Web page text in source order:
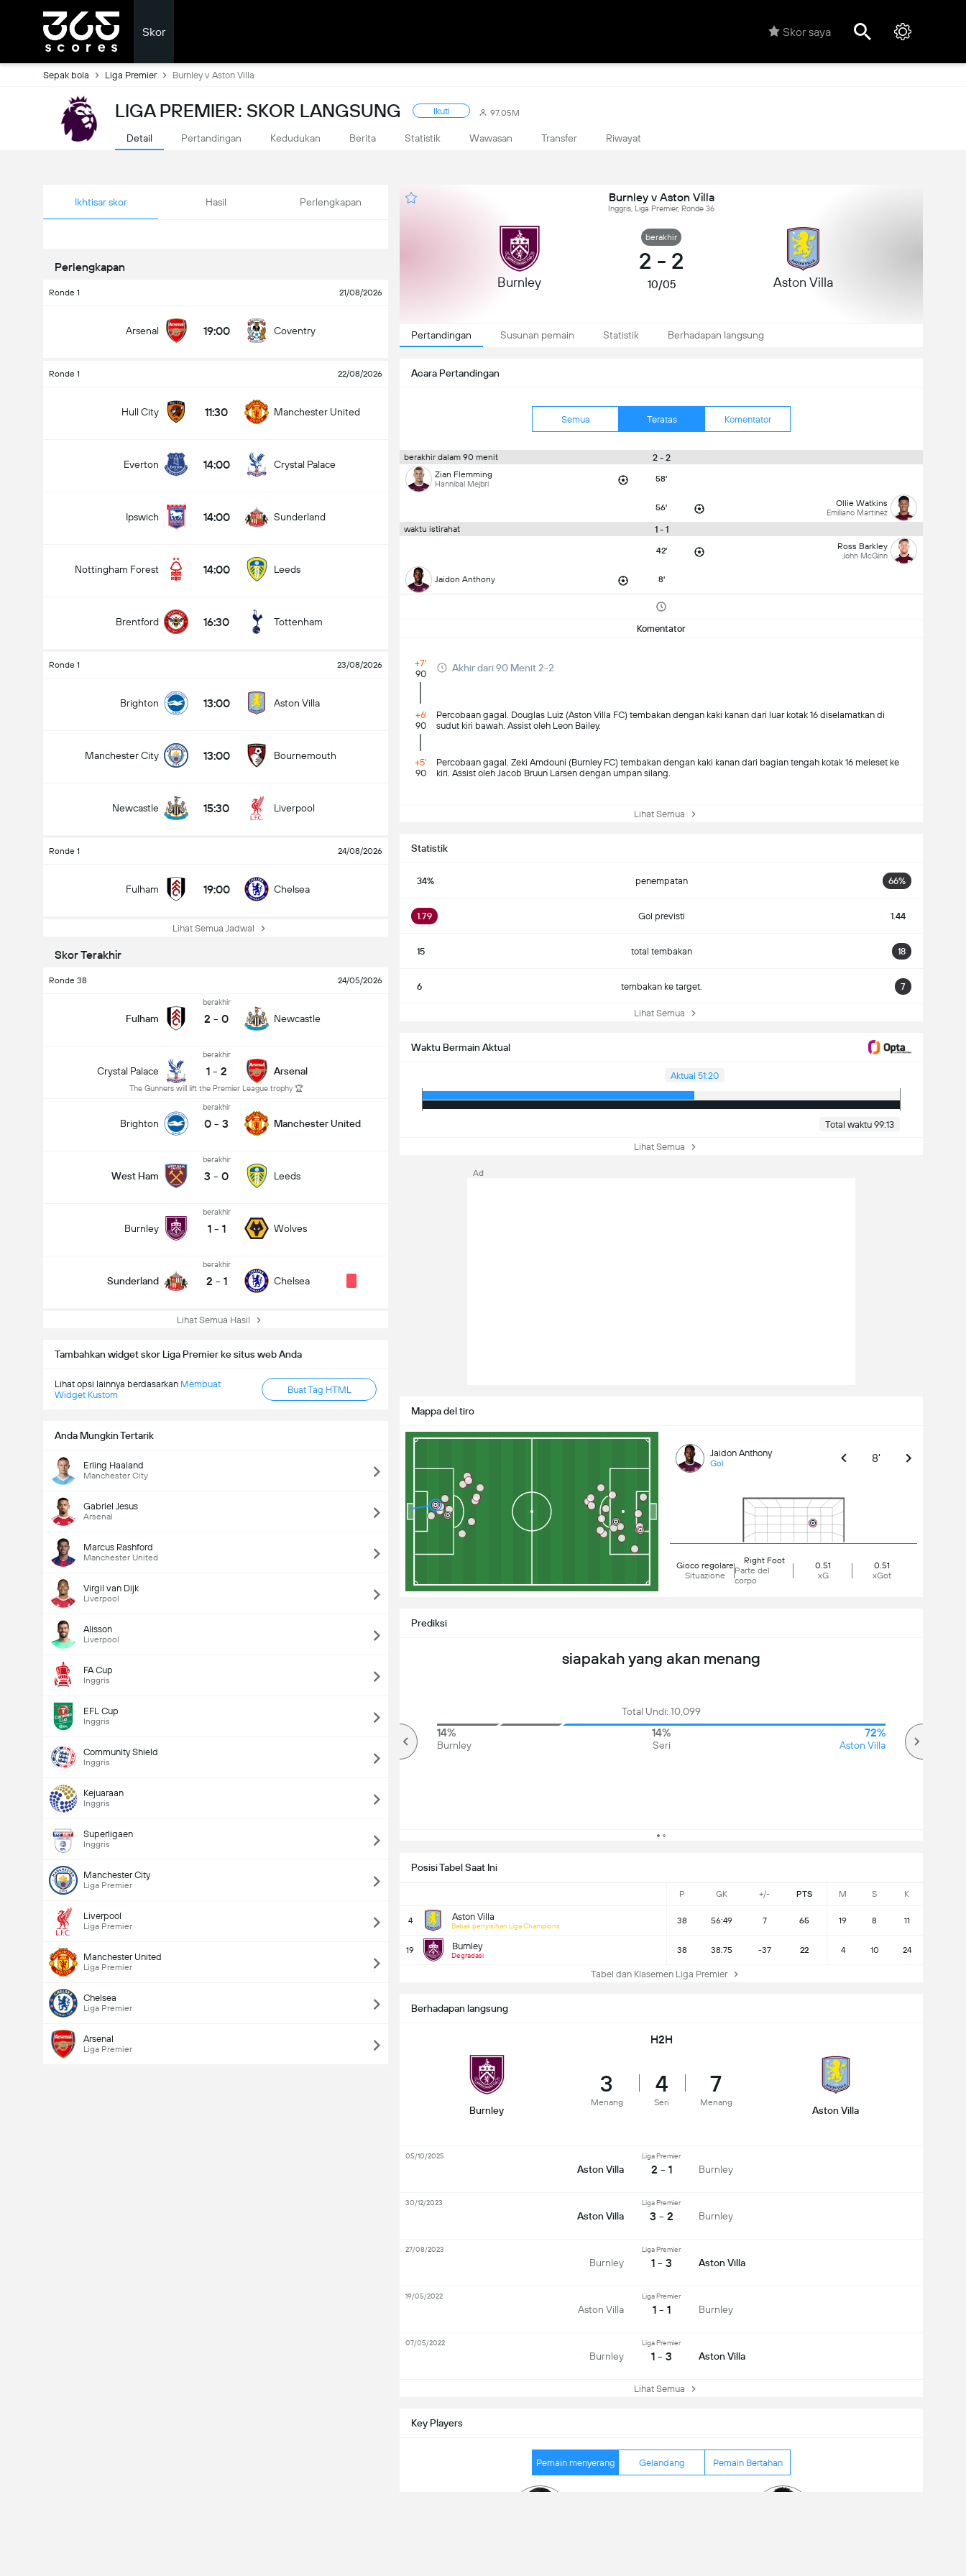
Skor Skor saya
Sepak bola Liga Premier Burnley v Aston Villa
LIGA PREMIER: SKOR LANGSUNG Ikuti 97.05M
Detail Pertandingan Kedudukan Berita Statistik Wawasan Transfer Riwayat
Ikhtisar skor Hasil Perlengkapan
Perlengkapan
Ronde 1 21/08/2026
Arsenal 19:00 Coventry
Ronde 1 22/08/2026
Hull City 11:30 Manchester United
Everton 14:00 Crystal Palace
Ipswich 14:00 Sunderland
Nottingham Forest 14:00 Leeds
Brentford 16:30 Tottenham
Ronde 1 23/08/2026
Brighton 13:00 Aston Villa
Manchester City 13:00 Bournemouth
Newcastle 15:30 Liverpool
Ronde 1 24/08/2026
Fulham 19:00 Chelsea
Lihat Semua Jadwal
Skor Terakhir
Ronde 38 24/05/2026
Fulham
berakhir
2 - 0 Newcastle
Crystal Palace
berakhir
1 - 2
The Gunners will lift the Premier League trophy 🏆
Arsenal
Brighton
berakhir
0 - 3 Manchester United
West Ham
berakhir
3 - 0 Leeds
Burnley
berakhir
1 - 1 Wolves
Sunderland
berakhir
2 - 1 Chelsea
Lihat Semua Hasil
Tambahkan widget skor Liga Premier ke situs web Anda
Lihat opsi lainnya berdasarkan Membuat
Widget Kustom
Buat Tag HTML
Anda Mungkin Tertarik
Erling Haaland
Manchester City
Gabriel Jesus
Arsenal
Marcus Rashford
Manchester United
Virgil van Dijk
Liverpool
Alisson
Liverpool
FA Cup
Inggris
EFL Cup
Inggris
Community Shield
Inggris
Kejuaraan
Inggris
Superligaen
Inggris
Manchester City
Liga Premier
Liverpool
Liga Premier
Manchester United
Liga Premier
Chelsea
Liga Premier
Arsenal
Liga Premier
Burnley v Aston Villa
Inggris, Liga Premier, Ronde 36
Burnley
berakhir
2 - 2
10/05 Aston Villa
Pertandingan Susunan pemain Statistik Berhadapan langsung
Acara Pertandingan
Semua Teratas Komentator
berakhir dalam 90 menit 2 - 2
Zian Flemming
Hannibal Mejbri 58'
56' Ollie Watkins
Emiliano Martinez
waktu istirahat 1 - 1
42' Ross Barkley
John McGinn
Jaidon Anthony 8'
Komentator
+7'
90
Akhir dari 90 Menit 2-2
+6'
90
Percobaan gagal. Douglas Luiz (Aston Villa FC) tembakan dengan kaki kanan dari luar kotak 16 diselamatkan di
sudut kiri bawah. Assist oleh Leon Bailey.
+5'
90
Percobaan gagal. Zeki Amdouni (Burnley FC) tembakan dengan kaki kanan dari bagian tengah kotak 16 meleset ke
kiri. Assist oleh Jacob Bruun Larsen dengan umpan silang.
Lihat Semua
Key Players
Pemain menyerang Gelandang Pemain Bertahan
Statistik
34% penempatan 66%
1.79 Gol previsti 1.44
15 total tembakan 18
6 tembakan ke target. 7
Lihat Semua
Waktu Bermain Aktual
Aktual 51:20
Total waktu 99:13
Lihat Semua
Mappa del tiro
Jaidon Anthony
Gol 8'
Gioco regolare
Situazione
Right Foot
Parte del
corpo
0.51
xG
0.51
xGot
Posisi Tabel Saat Ini
P GK +/- PTS M S K
4 Aston Villa
Babak penyisihan Liga Champions
38 56:49 7 65 19 8 11
19 Burnley
Degradasi
38 38:75 -37 22 4 10 24
Tabel dan Klasemen Liga Premier
Prediksi
siapakah yang akan menang
Total Undi: 10,099
14%
Burnley
14%
Seri
72%
Aston Villa
total gol dalam permainan (2.5)
Total Undi: 736
Berhadapan langsung
H2H
Burnley
3
Menang
4
Seri
7
Menang
Aston Villa
Aston Villa
Liga Premier
2 - 1 Burnley
05/10/2025
Aston Villa
Liga Premier
3 - 2 Burnley
30/12/2023
Burnley
Liga Premier
1 - 3 Aston Villa
27/08/2023
Aston Villa
Liga Premier
1 - 1 Burnley
19/05/2022
Burnley
Liga Premier
1 - 3 Aston Villa
07/05/2022
Lihat Semua
Ad